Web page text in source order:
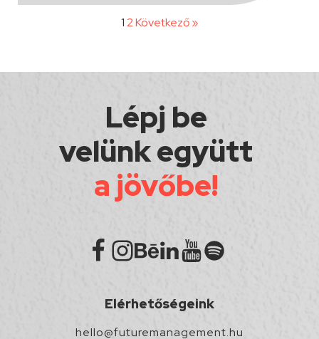
12Következő »
Lépj be
velünk együtt
a jövőbe!
Elérhetőségeink
hello@futuremanagement.hu